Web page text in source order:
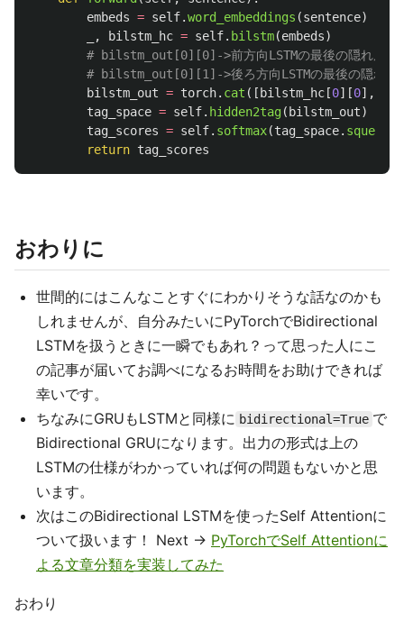
embeds = self.word_embeddings (sentence)
, bilstm_hc = self. bilstm(embeds)
bilstm_out = torch. cat ([ bilstm_hc [0][0],
tag_space = self. hidden2tag( bilstm_out)
tag_scores = self. softmax(tag_space. squeeze
return tag_scores
おわりに
世間的にはこんなことすぐにわかりそうな話なのかも
しれませんが、自分みたいにPyTorchでBidirectional
LSTMを扱うときに一瞬でもあれ？って思った人にこ
の記事が届いてお調べになるお時間をお助けできれば
幸いです。
ちなみにGRUもLSTMと同様に bidirectional=True で
Bidirectional GRUになります。出力の形式は上の
LSTMの仕様がわかっていれば何の問題もないかと思
います。
次はこのBidirectional LSTMを使ったSelf Attentionに
ついて扱います！ Next → PyTorchでSelf Attentionに
よる文章分類を実装してみた
おわり